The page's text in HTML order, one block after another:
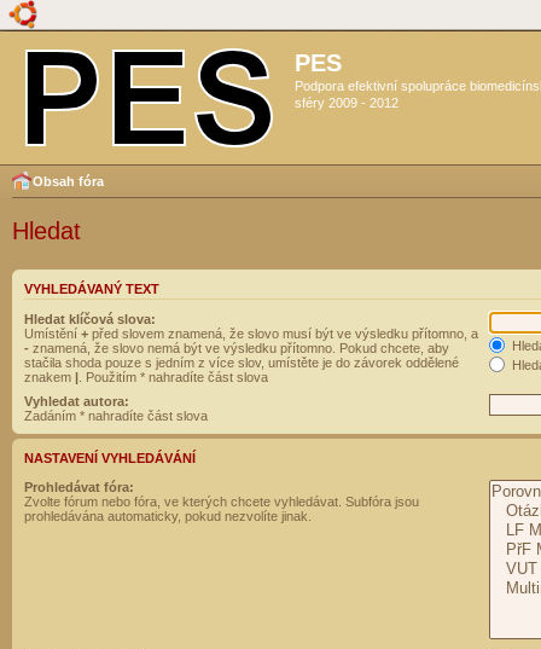
PES
Podpora efektivní spolupráce
sféry 2009 - 2012
Obsah fóra
Hledat
VYHLEDÁVANÝ TEXT
Hledat klíčová slova:
Umístění + před slovem znamená, že slovo musí být ve výsledku přítomno, a
- znamená, že slovo nemá být ve výsledku přítomno. Pokud chcete, aby
stačila shoda pouze s jedním z více slov, umístěte je do závorek oddělené
znakem | . Použitím * nahradíte část slova
Vyhledat autora:
Zadáním * nahradíte část slova
NASTAVENÍ VYHLEDÁVÁNÍ
Prohledávat fóra:
Zvolte fórum nebo fóra, ve kterých chcete vyhledávat. Subfóra jsou
prohledávána automaticky, pokud nezvolíte jinak.